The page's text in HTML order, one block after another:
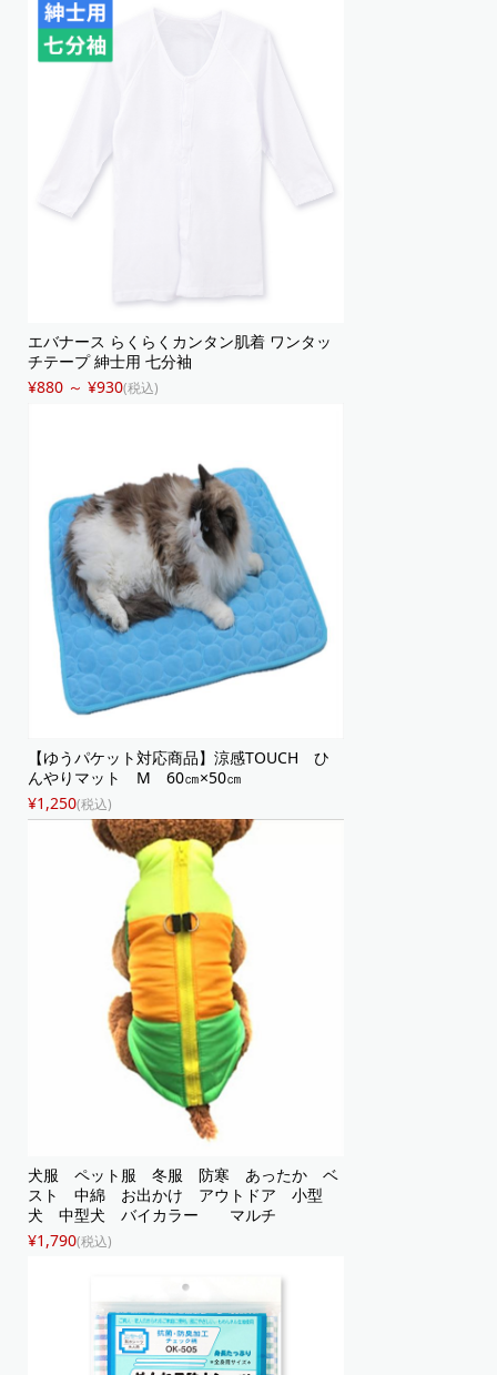
エバナース らくらくカンタン肌着 ワンタッ
チテープ 紳士用 七分袖
¥880 ～ ¥930(税込)
【ゆうパケット対応商品】涼感TOUCH ひ
んやりマット M 60㎝×50㎝
¥1,250(税込)
犬服 ペット服 冬服 防寒 あったか ベ
スト 中綿 お出かけ アウトドア 小型
犬 中型犬 バイカラー マルチ
¥1,790(税込)